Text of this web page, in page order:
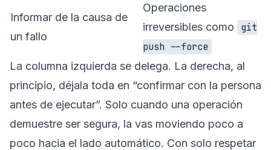
Informar de la causa de
un fallo
Operaciones
irreversibles como
git
push --force
La columna izquierda se delega. La derecha, al
principio, déjala toda en “confirmar con la persona
antes de ejecutar”. Solo cuando una operación
demuestre ser segura, la vas moviendo poco a
poco hacia el lado automático. Con solo respetar